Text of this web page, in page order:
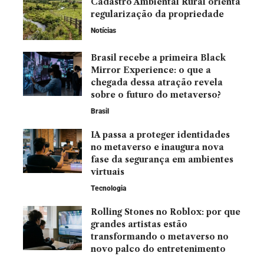
regularização da propriedade
Notícias
Brasil recebe a primeira Black
Mirror Experience: o que a
chegada dessa atração revela
sobre o futuro do metaverso?
Brasil
IA passa a proteger identidades
no metaverso e inaugura nova
fase da segurança em ambientes
virtuais
Tecnologia
Rolling Stones no Roblox: por que
grandes artistas estão
transformando o metaverso no
novo palco do entretenimento